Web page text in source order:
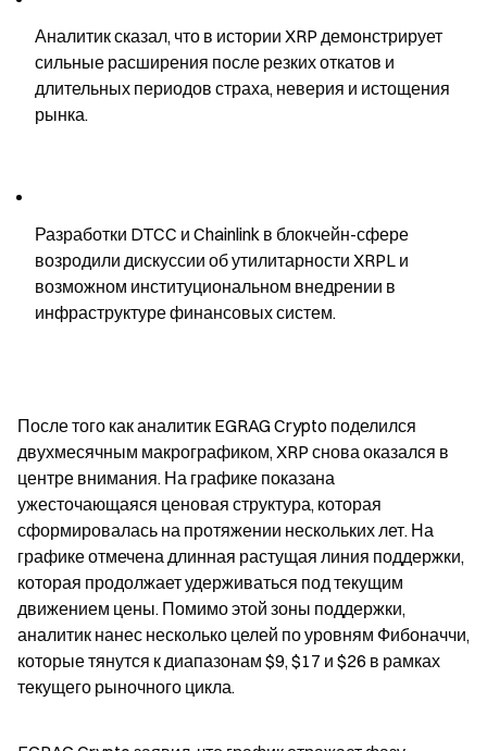
Аналитик сказал, что в истории XRP демонстрирует
сильные расширения после резких откатов и
длительных периодов страха, неверия и истощения
рынка.
Разработки DTCC и Chainlink в блокчейн-сфере
возродили дискуссии об утилитарности XRPL и
возможном институциональном внедрении в
инфраструктуре финансовых систем.
После того как аналитик EGRAG Crypto поделился
двухмесячным макрографиком, XRP снова оказался в
центре внимания. На графике показана
ужесточающаяся ценовая структура, которая
сформировалась на протяжении нескольких лет. На
графике отмечена длинная растущая линия поддержки,
которая продолжает удерживаться под текущим
движением цены. Помимо этой зоны поддержки,
аналитик нанес несколько целей по уровням Фибоначчи,
которые тянутся к диапазонам $9, $17 и $26 в рамках
текущего рыночного цикла.